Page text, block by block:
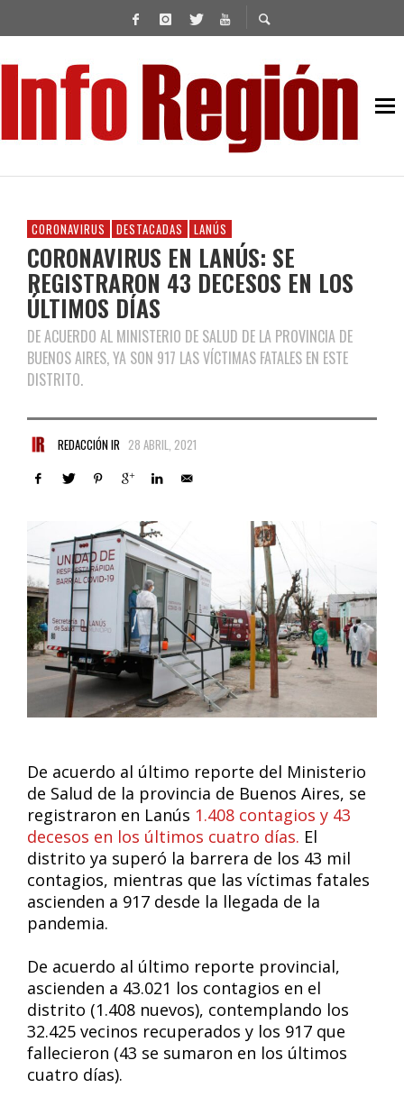
CORONAVIRUS DESTACADAS LANÚS
CORONAVIRUS EN LANÚS: SE
REGISTRARON 43 DECESOS EN LOS
ÚLTIMOS DÍAS
DE ACUERDO AL MINISTERIO DE SALUD DE LA PROVINCIA DE
BUENOS AIRES, YA SON 917 LAS VÍCTIMAS FATALES EN ESTE
DISTRITO.
REDACCIÓN IR 28 ABRIL, 2021
De acuerdo al último reporte del Ministerio
de Salud de la provincia de Buenos Aires, se
registraron en Lanús 1.408 contagios y 43
decesos en los últimos cuatro días. El
distrito ya superó la barrera de los 43 mil
contagios, mientras que las víctimas fatales
ascienden a 917 desde la llegada de la
pandemia.
De acuerdo al último reporte provincial,
ascienden a 43.021 los contagios en el
distrito (1.408 nuevos), contemplando los
32.425 vecinos recuperados y los 917 que
fallecieron (43 se sumaron en los últimos
cuatro días).